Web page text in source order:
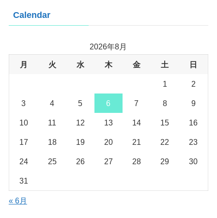
Calendar
2026年8月
月 火 水 木 金 土 日
1 2
3 4 5 6 7 8 9
10 11 12 13 14 15 16
17 18 19 20 21 22 23
24 25 26 27 28 29 30
31
« 6月